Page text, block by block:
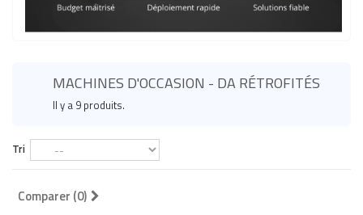
MACHINES D'OCCASION - DA RÉTROFITÉS
Il y a 9 produits.
Tri
Comparer (0)